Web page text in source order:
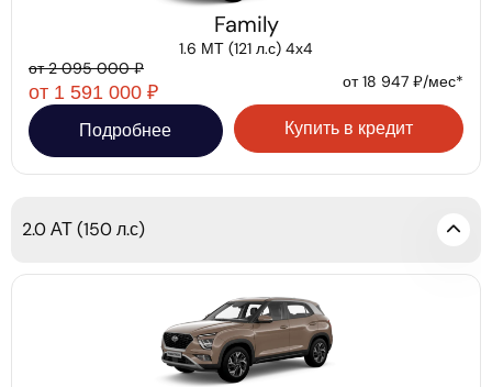
Family
1.6 МТ (121 л.с) 4х4
от 2 095 000 ₽
от 1 591 000 ₽ от 18 947 ₽/мес*
Подробнее Купить в кредит
2.0 АТ (150 л.с)